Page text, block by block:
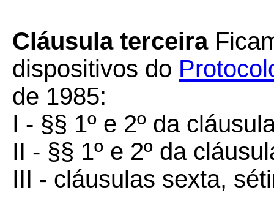
Cláusula terceira
dispositivos do
de 1985:
I - §§ 1º e 2º da
II - §§ 1º e 2º da
III - cláusulas sexta,